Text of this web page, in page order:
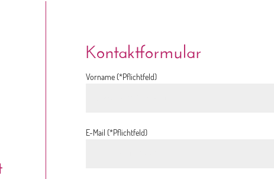
Kontaktformular
Vorname (*Pflichtfeld)
E-Mail (*Pflichtfeld)